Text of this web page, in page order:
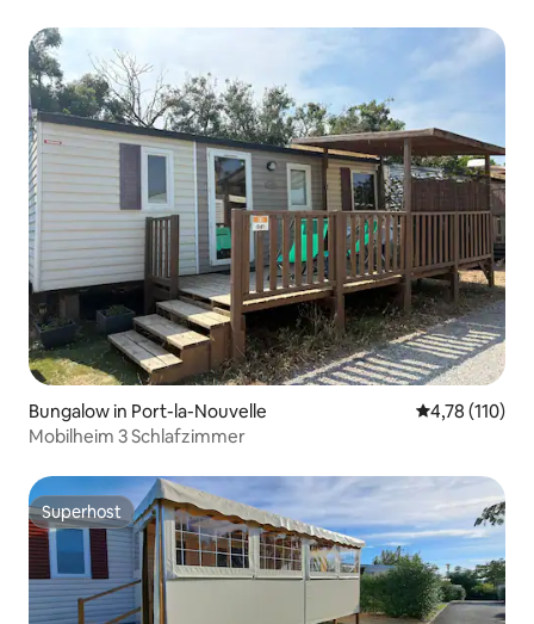
Bungalow in Port-la-Nouvelle
4,78 (110)
Mobilheim 3 Schlafzimmer
Superhost
Superhost